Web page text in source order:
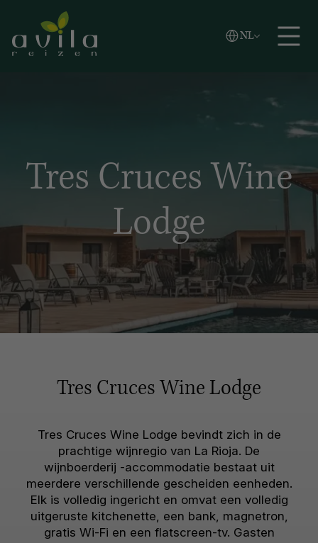
Zoeken
NL
Vlaams
English
Tres Cruces Wine
Lodge
Tres Cruces Wine Lodge
Tres Cruces Wine Lodge bevindt zich in de
prachtige wijnregio van La Rioja. De
wijnboerderij -accommodatie bestaat uit
meerdere verschillende gescheiden eenheden.
Elk is volledig ingericht en omvat een volledig
uitgeruste kitchenette, een bank, magnetron,
gratis Wi-Fi en een flatscreen-tv. Gasten